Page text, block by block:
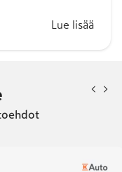
Lue lisää